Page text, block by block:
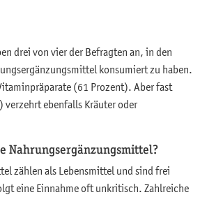
drei von vier der Befragten an, in den
konsumiert zu haben.
(61 Prozent). Aber fast
verzehrt ebenfalls Kräuter oder
Nahrungsergänzungsmittel?
zählen als Lebensmittel und sind frei
eine Einnahme oft unkritisch. Zahlreiche